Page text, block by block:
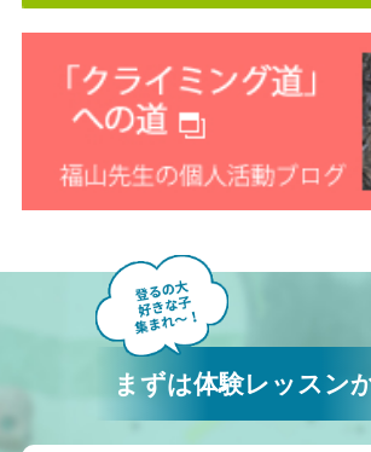
まずは体験レッスン